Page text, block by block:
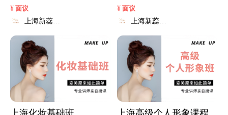
¥ 面议
上海新蕊化
¥ 面议
上海新蕊化